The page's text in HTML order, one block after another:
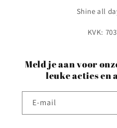
Shine all
KVK:
Meld je aan voor
leuke acties en
E‑mail